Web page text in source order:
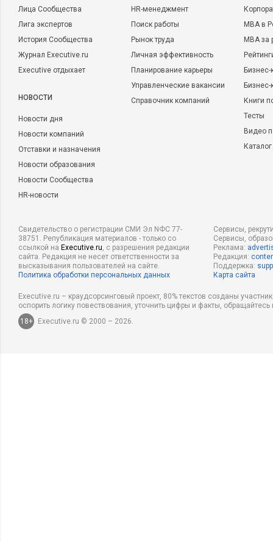
Лица Сообщества
Лига экспертов
История Сообщества
Журнал Executive.ru
Executive отдыхает
НОВОСТИ
Новости дня
Новости компаний
Отставки и назначения
Новости образования
Новости Сообщества
HR-новости
HR-менеджмент
Поиск работы
Рынок труда
Личная эффективность
Планирование карьеры
Управленческие вакансии
Справочник компаний
MBA в
MBA
Бизнес-
Книги
Тесты
Видео
Свидетельство о регистрации СМИ Эл NФС 77-
38751. Републикация материалов - только со
ссылкой на Executive.ru, с разрешения редакции
сайта. Редакция не несет ответственности за
высказывания пользователей на сайте.
Политика обработки персональных данных
Сервисы,
Сервисы,
Реклама:
Редакция:
Поддержка:
Карта сайта
Executive.ru – краудсорсинговый проект, 80% текстов созданы
оспорить логику повествования, уточнить цифры и факты,
18+
Executive.ru © 2000 – 2026.